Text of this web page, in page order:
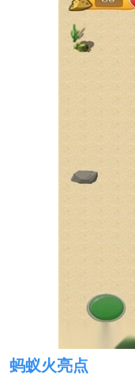
蚂蚁火亮点